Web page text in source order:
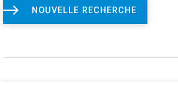
NOUVELLE RECHERCHE